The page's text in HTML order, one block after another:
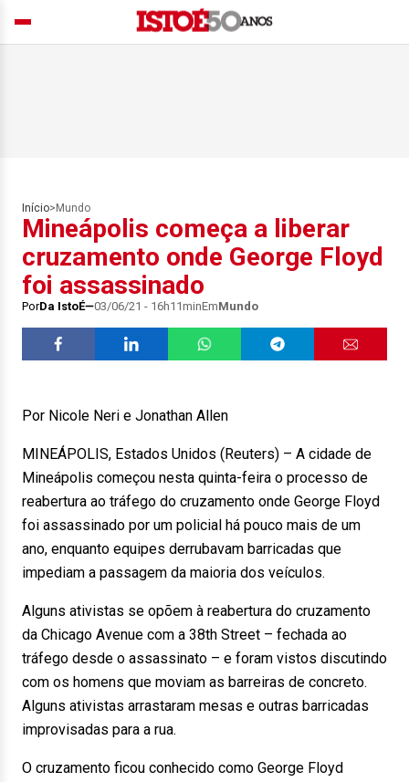
Início> Mundo
Mineápolis começa a liberar
cruzamento onde George Floyd
foi assassinado
PorDa IstoÉ 03/06/21 - 16h11minEmMundo
Por Nicole Neri e Jonathan Allen
MINEÁPOLIS, Estados Unidos (Reuters) – A cidade de
Mineápolis começou nesta quinta-feira o processo de
reabertura ao tráfego do cruzamento onde George Floyd
foi assassinado por um policial há pouco mais de um
ano, enquanto equipes derrubavam barricadas que
impediam a passagem da maioria dos veículos.
Alguns ativistas se opõem à reabertura do cruzamento
da Chicago Avenue com a 38th Street – fechada ao
tráfego desde o assassinato – e foram vistos discutindo
com os homens que moviam as barreiras de concreto.
Alguns ativistas arrastaram mesas e outras barricadas
improvisadas para a rua.
O cruzamento ficou conhecido como George Floyd